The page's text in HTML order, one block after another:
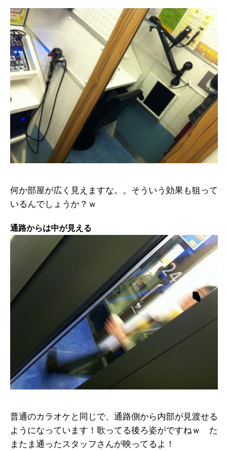
何か部屋が広く見えますな。。そういう効果も狙って
いるんでしょうか？ｗ
通路からは中が見える
普通のカラオケと同じで、通路側から内部が見渡せる
ようになっています！歌ってる後ろ姿がですねｗ た
またま通ったスタッフさんが映ってるよ！